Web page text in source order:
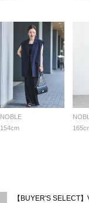
NOBLE
154cm
【BUYER'S SELECT